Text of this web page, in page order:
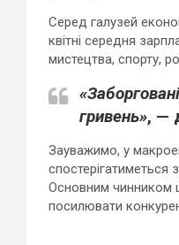
Серед галузей
квітні середня
мистецтва, спорту,
гривень», —
Зауважимо, у
спостерігатиметься
Основним чинником
посилювати